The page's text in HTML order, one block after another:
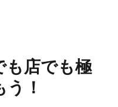
も店でも極
！